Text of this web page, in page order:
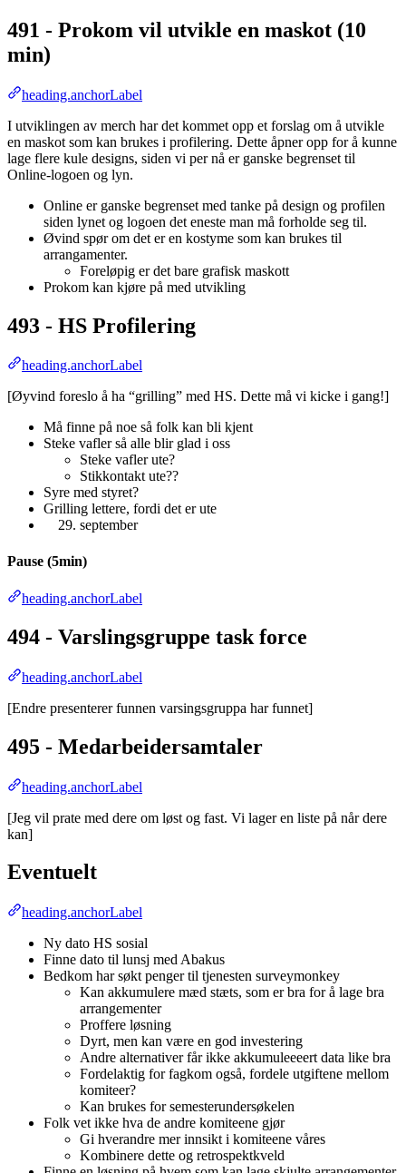
491 - Prokom vil utvikle en maskot (10
min)
heading.anchorLabel
I utviklingen av merch har det kommet opp et forslag om å utvikle
en maskot som kan brukes i profilering. Dette åpner opp for å kunne
lage flere kule designs, siden vi per nå er ganske begrenset til
Online-logoen og lyn.
Online er ganske begrenset med tanke på design og profilen
siden lynet og logoen det eneste man må forholde seg til.
Øvind spør om det er en kostyme som kan brukes til
arrangamenter.
Foreløpig er det bare grafisk maskott
Prokom kan kjøre på med utvikling
493 - HS Profilering
heading.anchorLabel
[Øyvind foreslo å ha “grilling” med HS. Dette må vi kicke i gang!]
Må finne på noe så folk kan bli kjent
Steke vafler så alle blir glad i oss
Steke vafler ute?
Stikkontakt ute??
Syre med styret?
Grilling lettere, fordi det er ute
september
Pause (5min)
heading.anchorLabel
494 - Varslingsgruppe task force
heading.anchorLabel
[Endre presenterer funnen varsingsgruppa har funnet]
495 - Medarbeidersamtaler
heading.anchorLabel
[Jeg vil prate med dere om løst og fast. Vi lager en liste på når dere
kan]
Eventuelt
heading.anchorLabel
Ny dato HS sosial
Finne dato til lunsj med Abakus
Bedkom har søkt penger til tjenesten surveymonkey
Kan akkumulere mæd stæts, som er bra for å lage bra
arrangementer
Proffere løsning
Dyrt, men kan være en god investering
Andre alternativer får ikke akkumuleeeert data like bra
Fordelaktig for fagkom også, fordele utgiftene mellom
komiteer?
Kan brukes for semesterundersøkelen
Folk vet ikke hva de andre komiteene gjør
Gi hverandre mer innsikt i komiteene våres
Kombinere dette og retrospektkveld